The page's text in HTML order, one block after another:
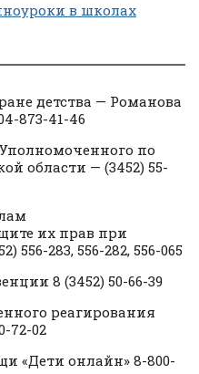
в школах
детства — Романова
873-41-46
по
области — (3452) 55-
их прав при
556-283, 556-282, 556-065
8 (3452) 50-66-39
реагирования
72-02
«Дети онлайн» 8-800-